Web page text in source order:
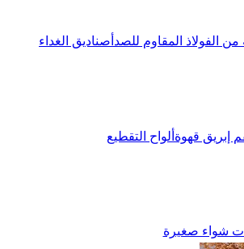
من الفولاذ المقاوم للصدأ صناديق الغداء
إبريق قهوة ألواح التقطيع
شواء صغيرة